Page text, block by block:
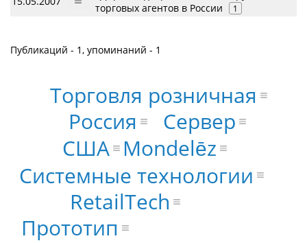
торговых агентов в России
1
Публикаций - 1, упоминаний - 1
Системные технологии
Mondelēz
RetailTech
Прототип
Сервер
Россия
США
Торговля розничная